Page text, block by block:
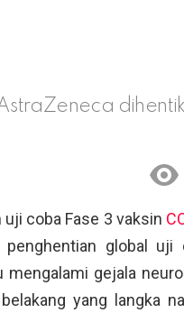
coba Fase 3 vaksin
global uji
mengalami gejala
yang langka